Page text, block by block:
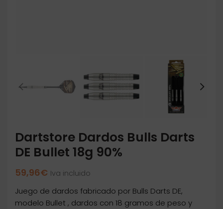
Dartstore Dardos Bulls Darts
DE Bullet 18g 90%
59,96€ Iva incluido
Juego de dardos fabricado por Bulls Darts DE,
modelo Bullet , dardos con 18 gramos de peso y